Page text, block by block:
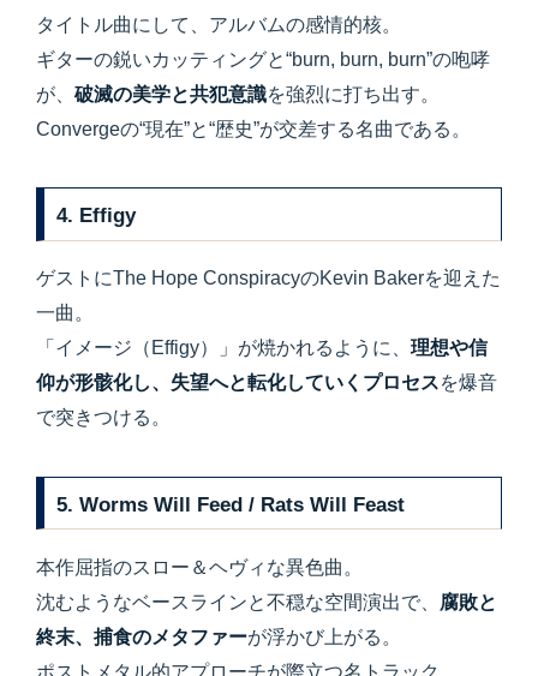
タイトル曲にして、アルバムの感情的核。
ギターの鋭いカッティングと“burn, burn, burn”の咆哮
が、 破滅の美学と共犯意識を強烈に打ち出す。
Convergeの“現在”と“歴史”が交差する名曲である。
4. Effigy
ゲストにThe Hope ConspiracyのKevin Bakerを迎えた
一曲。
「イメージ（Effigy）」が焼かれるように、 理想や信
仰が形骸化し、失望へと転化していくプロセスを爆音
で突きつける。
5. Worms Will Feed / Rats Will Feast
本作屈指のスロー＆ヘヴィな異色曲。
沈むようなベースラインと不穏な空間演出で、 腐敗と
終末、捕食のメタファーが浮かび上がる。
ポストメタル的アプローチが際立つ名トラック。